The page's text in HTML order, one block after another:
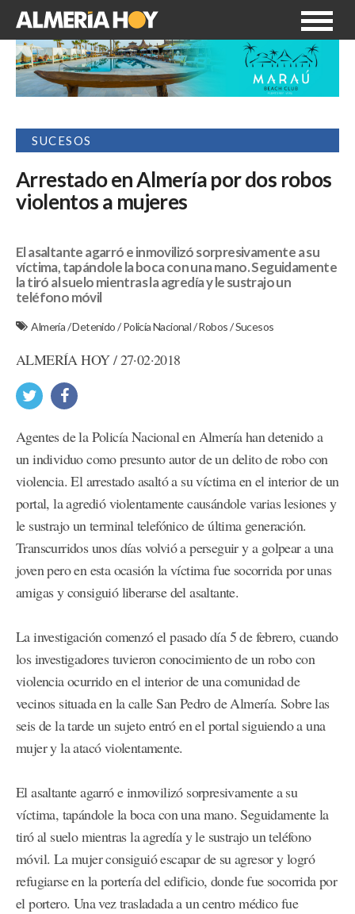
SUCESOS
Arrestado en Almería por dos robos
violentos a mujeres
El asaltante agarró e inmovilizó sorpresivamente a su
víctima, tapándole la boca con una mano. Seguidamente
la tiró al suelo mientras la agredía y le sustrajo un
teléfono móvil
Almería/Detenido/Policía Nacional/Robos/Sucesos
ALMERÍA HOY / 27·02·2018
Agentes de la Policía Nacional en Almería han detenido a
un individuo como presunto autor de un delito de robo con
violencia. El arrestado asaltó a su víctima en el interior de un
portal, la agredió violentamente causándole varias lesiones y
le sustrajo un terminal telefónico de última generación.
Transcurridos unos días volvió a perseguir y a golpear a una
joven pero en esta ocasión la víctima fue socorrida por unas
amigas y consiguió liberarse del asaltante.
La investigación comenzó el pasado día 5 de febrero, cuando
los investigadores tuvieron conocimiento de un robo con
violencia ocurrido en el interior de una comunidad de
vecinos situada en la calle San Pedro de Almería. Sobre las
seis de la tarde un sujeto entró en el portal siguiendo a una
mujer y la atacó violentamente.
El asaltante agarró e inmovilizó sorpresivamente a su
víctima, tapándole la boca con una mano. Seguidamente la
tiró al suelo mientras la agredía y le sustrajo un teléfono
móvil. La mujer consiguió escapar de su agresor y logró
refugiarse en la portería del edificio, donde fue socorrida por
el portero. Una vez trasladada a un centro médico fue